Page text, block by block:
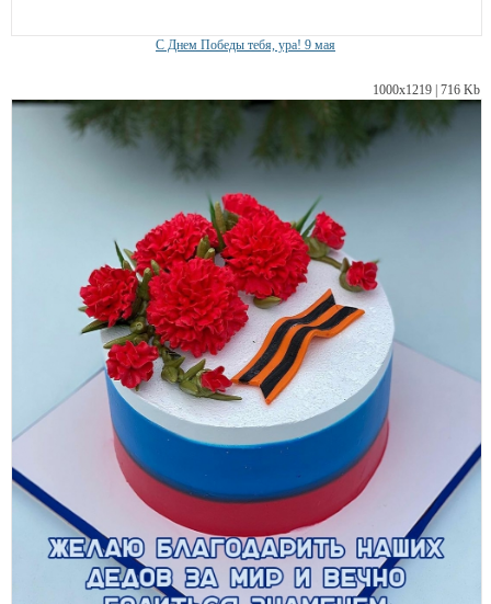
С Днем Победы тебя, ура! 9 мая
1000х1219 | 716 Kb